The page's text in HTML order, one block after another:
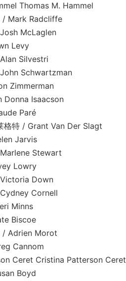
M. Hammel
Radcliffe
McLaglen
Levy
Silvestri
Schwartzman
Zimmerman
Isaacson
Paré
/ Grant Van Der Slagt
Jarvis
Stewart
Lowry
Down
Cornell
Morot
Cristina Patterson Ceret
Boyd